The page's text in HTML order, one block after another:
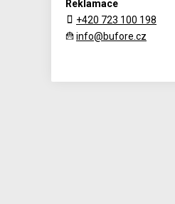
Reklamace
+420 723 100 198
info@bufore.cz